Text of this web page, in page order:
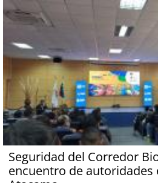
Seguridad del Corredor
encuentro de autoridades